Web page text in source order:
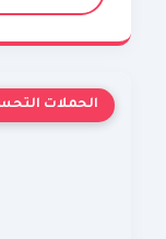
الحملات